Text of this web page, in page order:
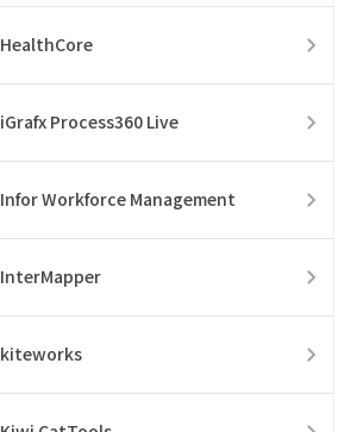
HealthCore
iGrafx Process360 Live
Infor Workforce Management
InterMapper
kiteworks